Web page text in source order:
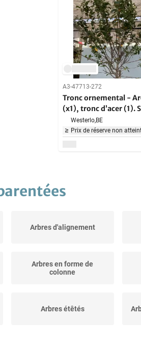
A3-47713-272
Tronc ornemental -
(x1), tronc d’acer (1).
de Viburnum Tinus(1)
Westerlo,BE
Prix de réserve non
Arbres d'alignement
Arbres en forme de
colonne
Arbres étêtés